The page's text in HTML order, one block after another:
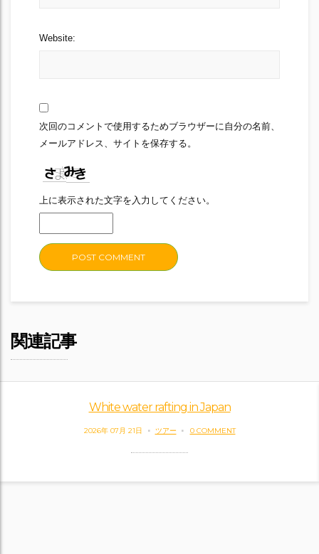
Website:
次回のコメントで使用するためブラウザーに自分の名前、
メールアドレス、サイトを保存する。
上に表示された文字を入力してください。
関連記事
White water rafting in Japan
2026年 07月 21日 ツアー 0 COMMENT